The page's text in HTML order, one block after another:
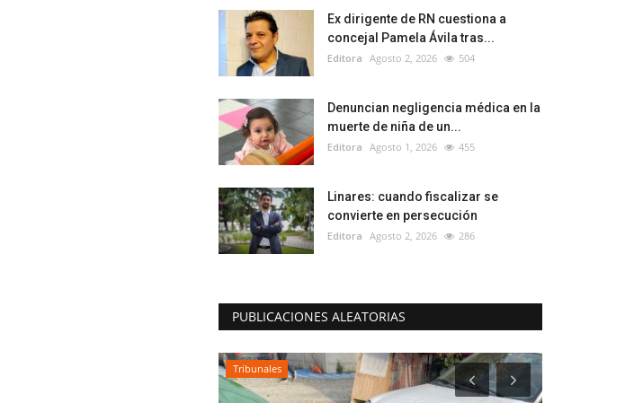
Ex dirigente de RN cuestiona a
concejal Pamela Ávila tras...
Editora Agosto 2, 2026 504
Denuncian negligencia médica en la
muerte de niña de un...
Editora Agosto 1, 2026 455
Linares: cuando fiscalizar se
convierte en persecución
Editora Agosto 2, 2026 286
PUBLICACIONES ALEATORIAS
Tribunales